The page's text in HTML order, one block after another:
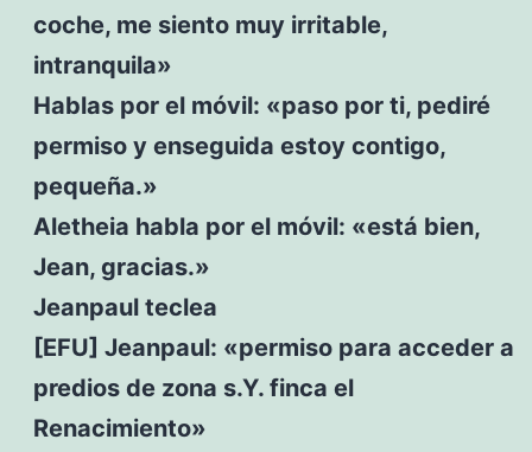
coche, me siento muy irritable,
intranquila»
Hablas por el móvil: «paso por ti, pediré
permiso y enseguida estoy contigo,
pequeña.»
Aletheia habla por el móvil: «está bien,
Jean, gracias.»
Jeanpaul teclea
[EFU] Jeanpaul: «permiso para acceder a
predios de zona s.Y. finca el
Renacimiento»